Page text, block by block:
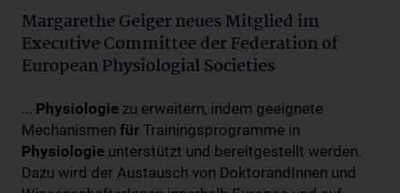
Margarethe Geiger neues Mitglied im
Executive Committee der Federation of
European Physiologial Societies
... Physiologie zu erweitern, indem geeignete
Mechanismen für Trainingsprogramme in
Physiologie unterstützt und bereitgestellt werden.
Dazu wird der Austausch von DoktorandInnen und